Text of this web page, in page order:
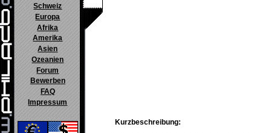
Schweiz
Europa
Afrika
Amerika
Asien
Ozeanien
Forum
Bewerben
FAQ
Impressum
Kurzbeschreibung: